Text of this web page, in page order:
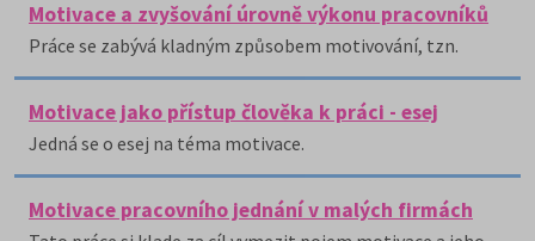
Motivace a zvyšování úrovně výkonu pracovníků
Práce se zabývá kladným způsobem motivování, tzn.
Motivace jako přístup člověka k práci - esej
Jedná se o esej na téma motivace.
Motivace pracovního jednání v malých firmách